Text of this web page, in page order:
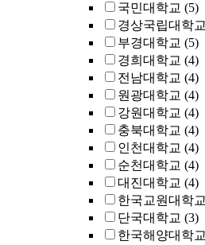
국민대학교 (5)
경상국립대학교
부경대학교 (5)
경희대학교 (4)
전남대학교 (4)
원광대학교 (4)
강원대학교 (4)
충북대학교 (4)
인천대학교 (4)
순천대학교 (4)
대진대학교 (4)
한국교원대학교
단국대학교 (3)
한국해양대학교